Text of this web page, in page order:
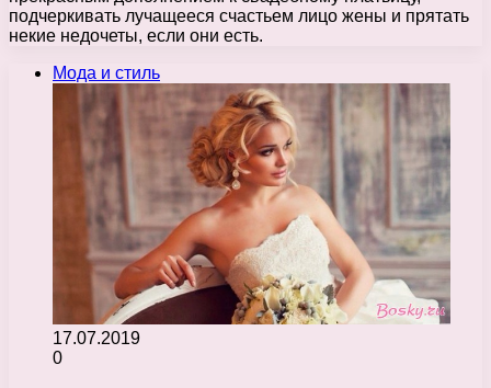
подчеркивать лучащееся счастьем лицо жены и прятать
некие недочеты, если они есть.
Мода и стиль
17.07.2019
0